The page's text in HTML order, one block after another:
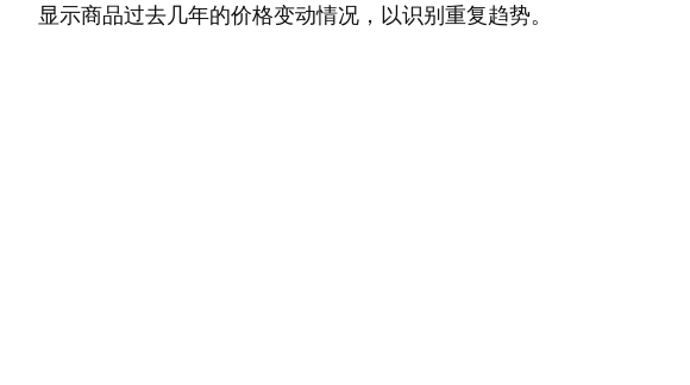
显示商品过去几年的价格变动情况，以识别重复趋势。